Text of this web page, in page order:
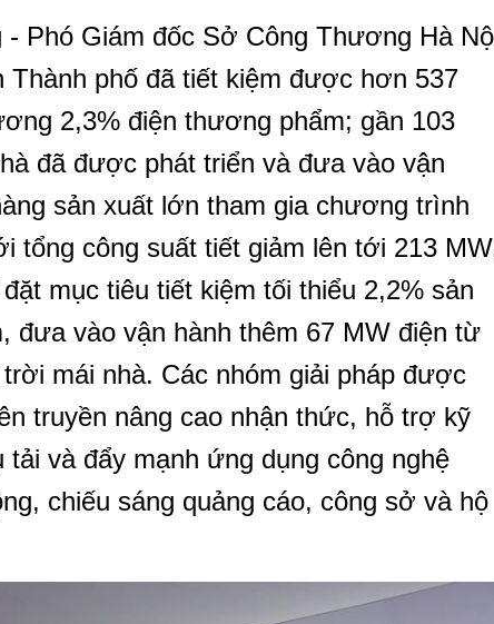
Phó Giám đốc Sở Công Thương Hà
Thành phố đã tiết kiệm được hơn 537
2,3% điện thương phẩm; gần 103
đã được phát triển và đưa vào vận
sản xuất lớn tham gia chương trình
tổng công suất tiết giảm lên tới 213
mục tiêu tiết kiệm tối thiểu 2,2% sản
đưa vào vận hành thêm 67 MW điện từ
mái nhà. Các nhóm giải pháp được
truyền nâng cao nhận thức, hỗ trợ kỹ
tải và đẩy mạnh ứng dụng công nghệ
chiếu sáng quảng cáo, công sở và hộ